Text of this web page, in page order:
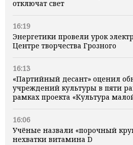
отключат свет
16:19
Энергетики провели урок
Центре творчества Грозного
16:13
«Партийный десант» оценил
учреждений культуры в пяти
рамках проекта «Культура
16:06
Учёные назвали «порочный
нехватки витамина D